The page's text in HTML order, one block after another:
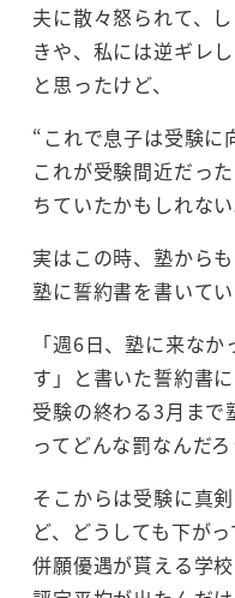
夫に散々怒られて、
きや、私には逆ギレ
と思ったけど、
“これで息子は受験に
これが受験間近だっ
ちていたかもしれない
実はこの時、塾から
塾に誓約書を書いてい
「週6日、塾に来な
す」と書いた誓約書
受験の終わる3月まで
ってどんな罰なんだ
そこからは受験に真
ど、どうしても下が
併願優遇が貰える学